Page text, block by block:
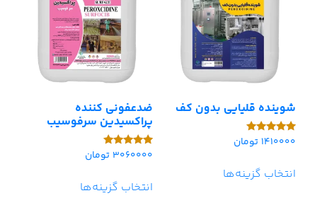
شوینده قلیایی بدون کف
امتیاز
1410000 تومان
انتخاب گزینه‌ها
ضدعفونی کننده
پراکسیدین سرفوسیب
امتیاز
3060000 تومان
انتخاب گزینه‌ها